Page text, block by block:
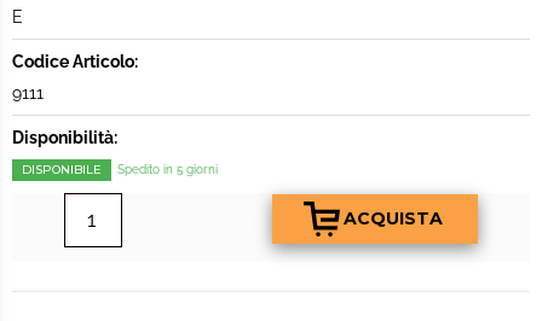
E
Codice Articolo:
9111
Disponibilità:
DISPONIBILE Spedito in 5 giorni